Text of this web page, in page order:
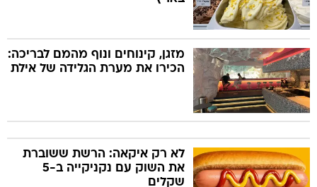
מזגן, קינוחים ונוף מהמם לבריכה:
הכירו את מערת הגלידה של אילת
לא רק איקאה: הרשת ששוברת
את השוק עם נקניקייה ב-5
שקלים